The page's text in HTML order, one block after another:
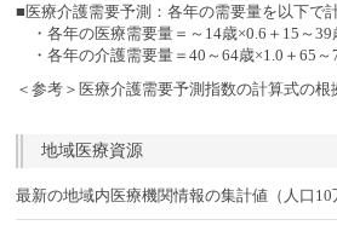
■医療介護需要予測：各年の需要量を以下で
・各年の医療需要量＝～14歳×0.6＋15～39
・各年の介護需要量＝40～64歳×1.0＋65～
＜参考＞医療介護需要予測指数の計算式の根
地域医療資源
最新の地域内医療機関情報の集計値（人口